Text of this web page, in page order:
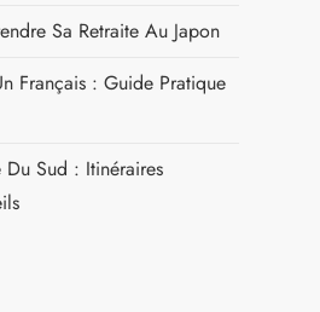
Complet Pour Les